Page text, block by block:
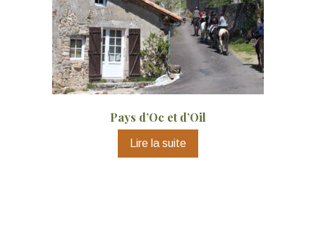
Pays d’Oc et d’Oil
Lire la suite